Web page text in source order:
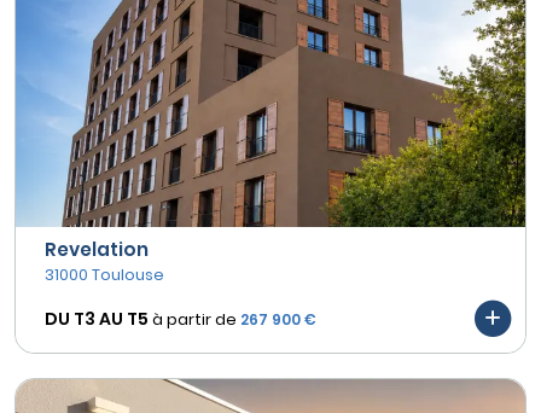
Revelation
31000 Toulouse
DU T3 AU T5 à partir de 267 900 €